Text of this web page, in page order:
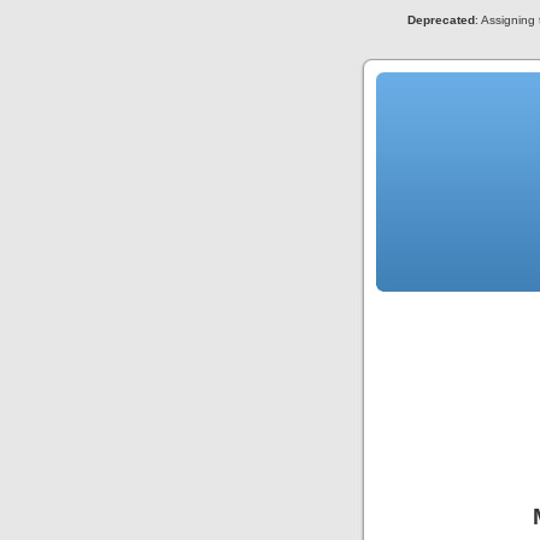
Deprecated: Assigning